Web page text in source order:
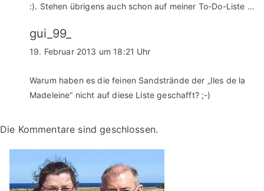
:). Stehen übrigens auch schon auf meiner To-Do-Liste …
gui_99_
19. Februar 2013 um 18:21 Uhr
Warum haben es die feinen Sandstrände der „Iles de la
Madeleine“ nicht auf diese Liste geschafft? ;-)
Die Kommentare sind geschlossen.